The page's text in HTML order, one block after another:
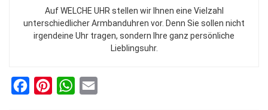
Auf WELCHE UHR stellen wir Ihnen eine Vielzahl
unterschiedlicher Armbanduhren vor. Denn Sie sollen nicht
irgendeine Uhr tragen, sondern Ihre ganz persönliche
Lieblingsuhr.
W